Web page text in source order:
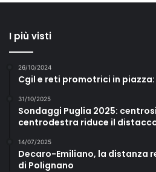
I più visti
26/10/2024
Cgil e reti promotrici in piazza:
31/10/2025
Sondaggi Puglia 2025:
centrodestra riduce il
14/07/2025
Decaro-Emiliano, la distanza
di Polignano